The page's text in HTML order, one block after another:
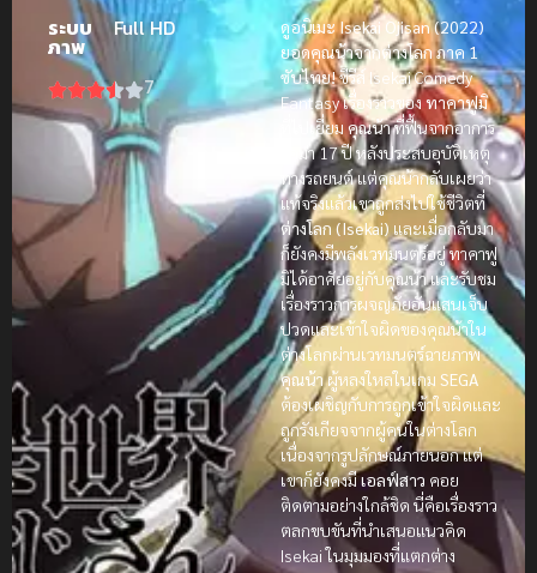
ระบบ
ภาพ
Full HD
7
ดูอนิเมะ Isekai Ojisan (2022)
ยอดคุณน้าจากต่างโลก ภาค 1
ซับไทย!ซีรีส์ Isekai Comedy
Fantasy เรื่องราวของทาคาฟูมิ
ที่ไปเยี่ยม คุณน้าที่ฟื้นจากอาการ
โคม่า 17 ปี หลังประสบอุบัติเหตุ
ทางรถยนต์ แต่คุณน้ากลับเผยว่า
แท้จริงแล้วเขาถูกส่งไปใช้ชีวิตที่
ต่างโลก (Isekai) และเมื่อกลับมา
ก็ยังคงมีพลังเวทมนตร์อยู่ ทาคาฟู
มิได้อาศัยอยู่กับคุณน้า และรับชม
เรื่องราวการผจญภัยอันแสนเจ็บ
ปวดและเข้าใจผิดของคุณน้าใน
ต่างโลกผ่านเวทมนตร์ฉายภาพ
คุณน้าผู้หลงใหลในเกม SEGA
ต้องเผชิญกับการถูกเข้าใจผิดและ
ถูกรังเกียจจากผู้คนในต่างโลก
เนื่องจากรูปลักษณ์ภายนอก แต่
เขาก็ยังคงมีเอลฟ์สาว คอย
ติดตามอย่างใกล้ชิด นี่คือเรื่องราว
ตลกขบขันที่นำเสนอแนวคิด
Isekai ในมุมมองที่แตกต่าง